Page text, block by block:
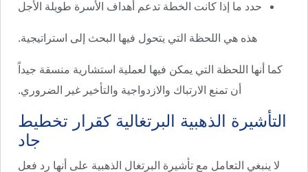
حدد ما إذا كانت الخطة تدعم أهداف الأسرة طويلة الأجل
هذه هي اللحظة التي يتحول فيها البحث إلى استراتيجية.
كما أنها اللحظة التي يمكن فيها لعملية استشارية منسقة جيداً
أن تمنع الارتباك والازدواجية والتأخير غير الضروري.
التأشيرة الذهبية البرتغالية كقرار تخطيط
جاد
لا ينبغي التعامل مع تأشيرة البرتغال الذهبية على أنها رد فعل